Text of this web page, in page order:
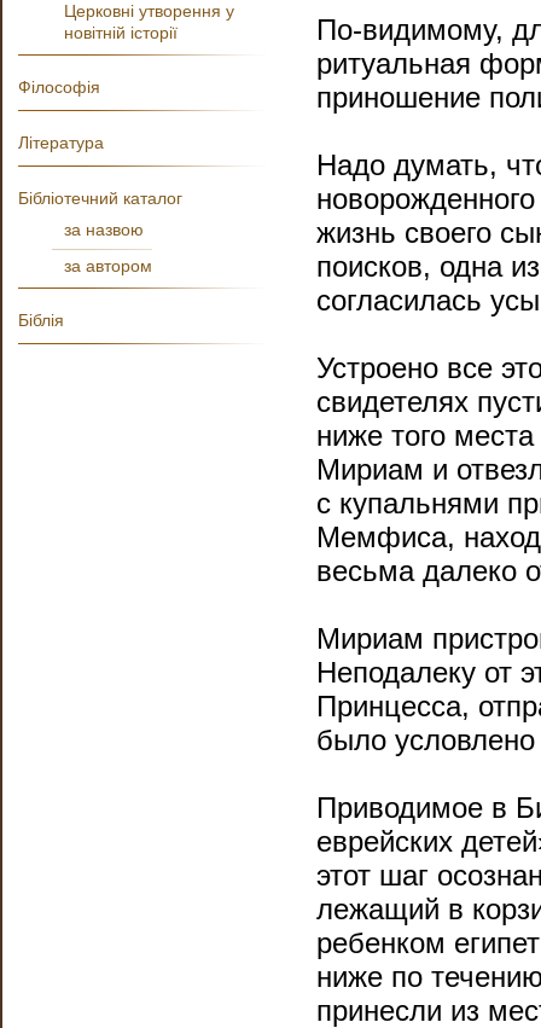
По-видимому,
ритуальная
приношение
Надо думать,
жизнь своего
поисков, одна
согласилась
Устроено все
свидетелях
ниже того
Мириам и
с купальнями
Мемфиса,
весьма далеко
Мириам
Неподалеку от
Принцесса,
было
Приводимое в
еврейских
этот шаг
лежащий в
ребенком
ниже по
принесли из
Церковні утворення у
новітній історії
Філософія
Література
Бібліотечний каталог
за назвою
за автором
Біблія